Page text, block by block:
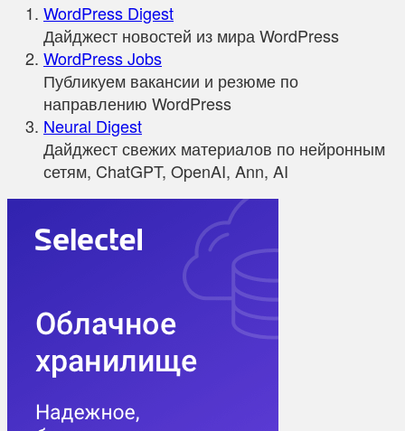
WordPress Digest
Дайджест новостей из мира WordPress
WordPress Jobs
Публикуем вакансии и резюме по
направлению WordPress
Neural Digest
Дайджест свежих материалов по нейронным
сетям, ChatGPT, OpenAI, Ann, AI